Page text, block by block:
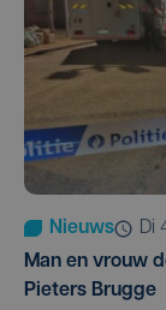
Nieuws
Man en vrouw
Pieters Brugge